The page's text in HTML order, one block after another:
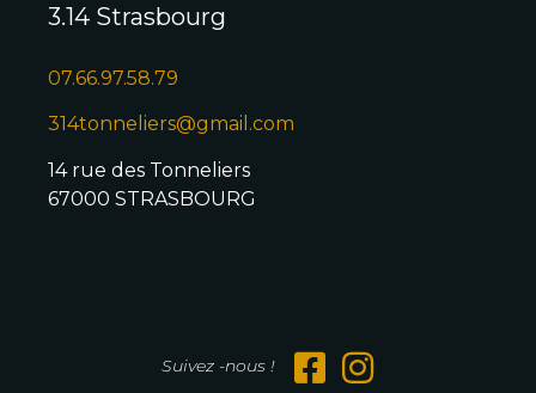
3.14 Strasbourg
07.66.97.58.79
314tonneliers@gmail.com
14 rue des Tonneliers
67000 STRASBOURG
Suivez -nous !